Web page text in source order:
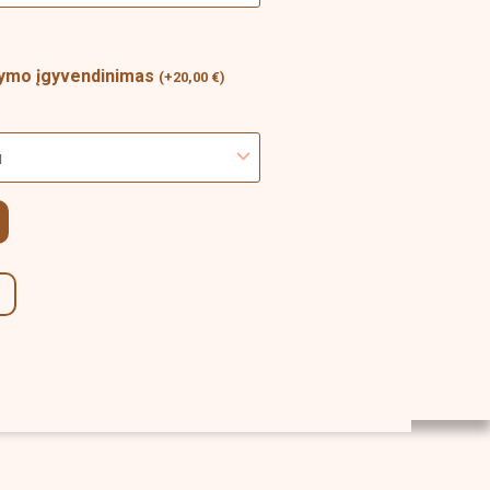
įgyvendinimas (+20,00 €)